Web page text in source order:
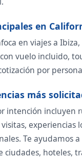
en
en viajes a
vuelo incluido,
por
más
intención incluyen
experiencias
Te ayudamos
ciudades, hoteles,